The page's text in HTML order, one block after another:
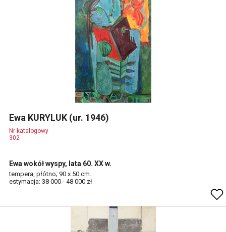
Ewa KURYLUK (ur. 1946)
Nr katalogowy
302
Ewa wokół wyspy, lata 60. XX w.
tempera, płótno; 90 x 50 cm.
estymacja: 38 000 - 48 000 zł